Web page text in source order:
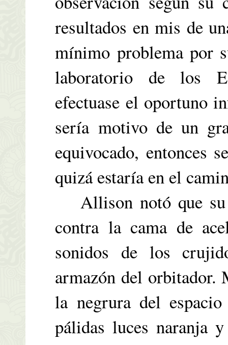
resultados en mis de
mínimo problema por
laboratorio de los
efectuase el oportuno
sería motivo de un
equivocado, entonces
quizá estaría en el
Allison notó que su
contra la cama de
sonidos de los
armazón del orbitador.
la negrura del
pálidas luces naranja